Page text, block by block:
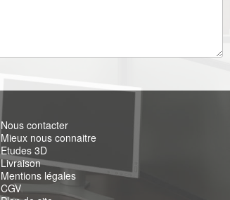
Nous contacter
Mieux nous connaitre
Etudes 3D
Livraison
Mentions légales
CGV